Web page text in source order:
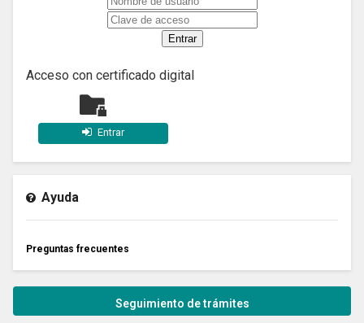
Acceso con certificado digital
Entrar
Ayuda
Preguntas frecuentes
Seguimiento de trámites